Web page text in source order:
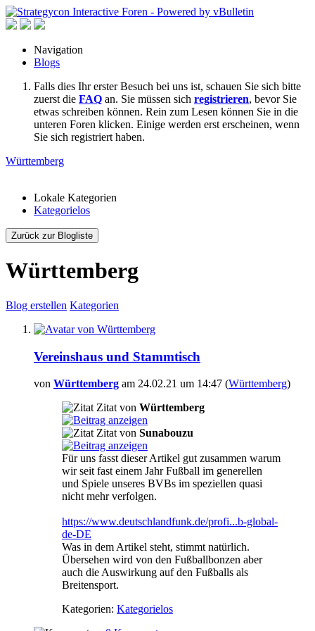
Navigation
Blogs
Falls dies Ihr erster Besuch bei uns ist, schauen Sie sich bitte
zuerst die FAQ an. Sie müssen sich registrieren, bevor Sie
etwas schreiben können. Rein zum Lesen können Sie in die
unteren Foren klicken. Einige werden erst erscheinen, wenn
Sie sich registriert haben.
Württemberg
Lokale Kategorien
Kategorielos
Zurück zur Blogliste
Württemberg
Blog erstellen Kategorien
Vereinshaus und Stammtisch
von Württemberg am 24.02.21 um 14:47 (Württemberg)
Zitat von Württemberg
Zitat von Sunabouzu
Für uns fasst dieser Artikel gut zusammen warum
wir seit fast einem Jahr Fußball im generellen
und Spiele unseres BVBs im speziellen quasi
nicht mehr verfolgen.
https://www.deutschlandfunk.de/profi...b-global-
de-DE
Was in dem Artikel steht, stimmt natürlich.
Übersehen wird von den Fußballbonzen aber
auch die Auswirkung auf den Fußballs als
Breitensport.
Kategorien: Kategorielos